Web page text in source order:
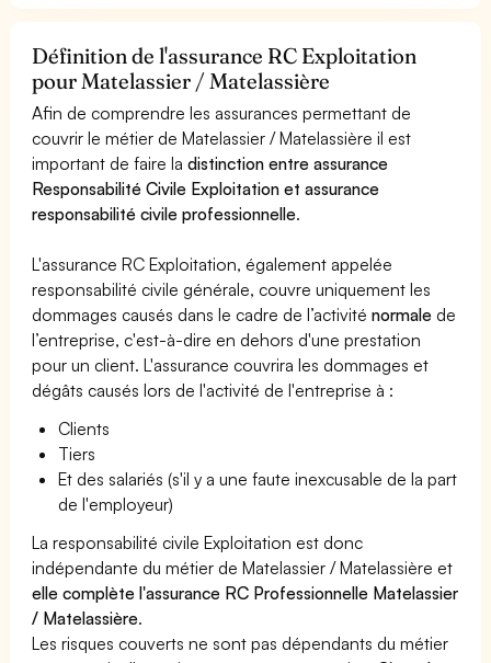
Définition de l'assurance RC Exploitation
pour Matelassier / Matelassière
Afin de comprendre les assurances permettant de
couvrir le métier de Matelassier / Matelassière il est
important de faire ladistinction entre assurance
Responsabilité Civile Exploitation et assurance
responsabilité civile professionnelle.
L'assurance RC Exploitation, également appelée
responsabilité civile générale, couvre uniquement les
dommages causés dans le cadre de l’activiténormale de
l’entreprise, c'est-à-dire en dehors d'une prestation
pour un client. L'assurance couvrira les dommages et
dégâts causés lors de l'activité de l'entreprise à :
Clients
Tiers
Et des salariés (s'il y a une faute inexcusable de la part
de l'employeur)
La responsabilité civile Exploitation est donc
indépendante du métier de Matelassier / Matelassière et
elle complète l'assurance RC Professionnelle Matelassier
/ Matelassière.
Les risques couverts ne sont pas dépendants du métier